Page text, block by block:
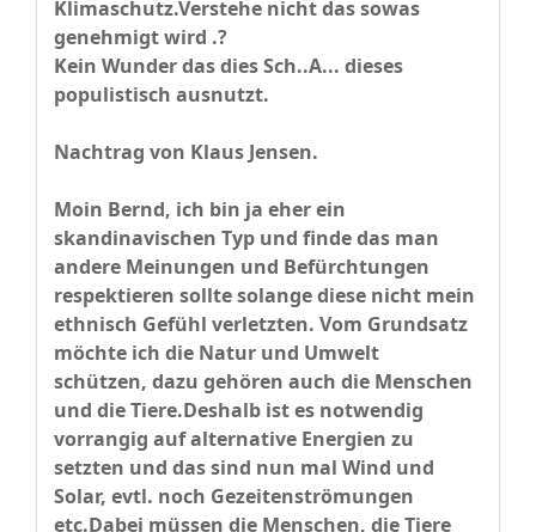
Klimaschutz.Verstehe nicht das sowas
genehmigt wird .?
Kein Wunder das dies Sch..A... dieses
populistisch ausnutzt.
Nachtrag von Klaus Jensen.
Moin Bernd, ich bin ja eher ein
skandinavischen Typ und finde das man
andere Meinungen und Befürchtungen
respektieren sollte solange diese nicht mein
ethnisch Gefühl verletzten. Vom Grundsatz
möchte ich die Natur und Umwelt
schützen, dazu gehören auch die Menschen
und die Tiere.Deshalb ist es notwendig
vorrangig auf alternative Energien zu
setzten und das sind nun mal Wind und
Solar, evtl. noch Gezeitenströmungen
etc.Dabei müssen die Menschen, die Tiere